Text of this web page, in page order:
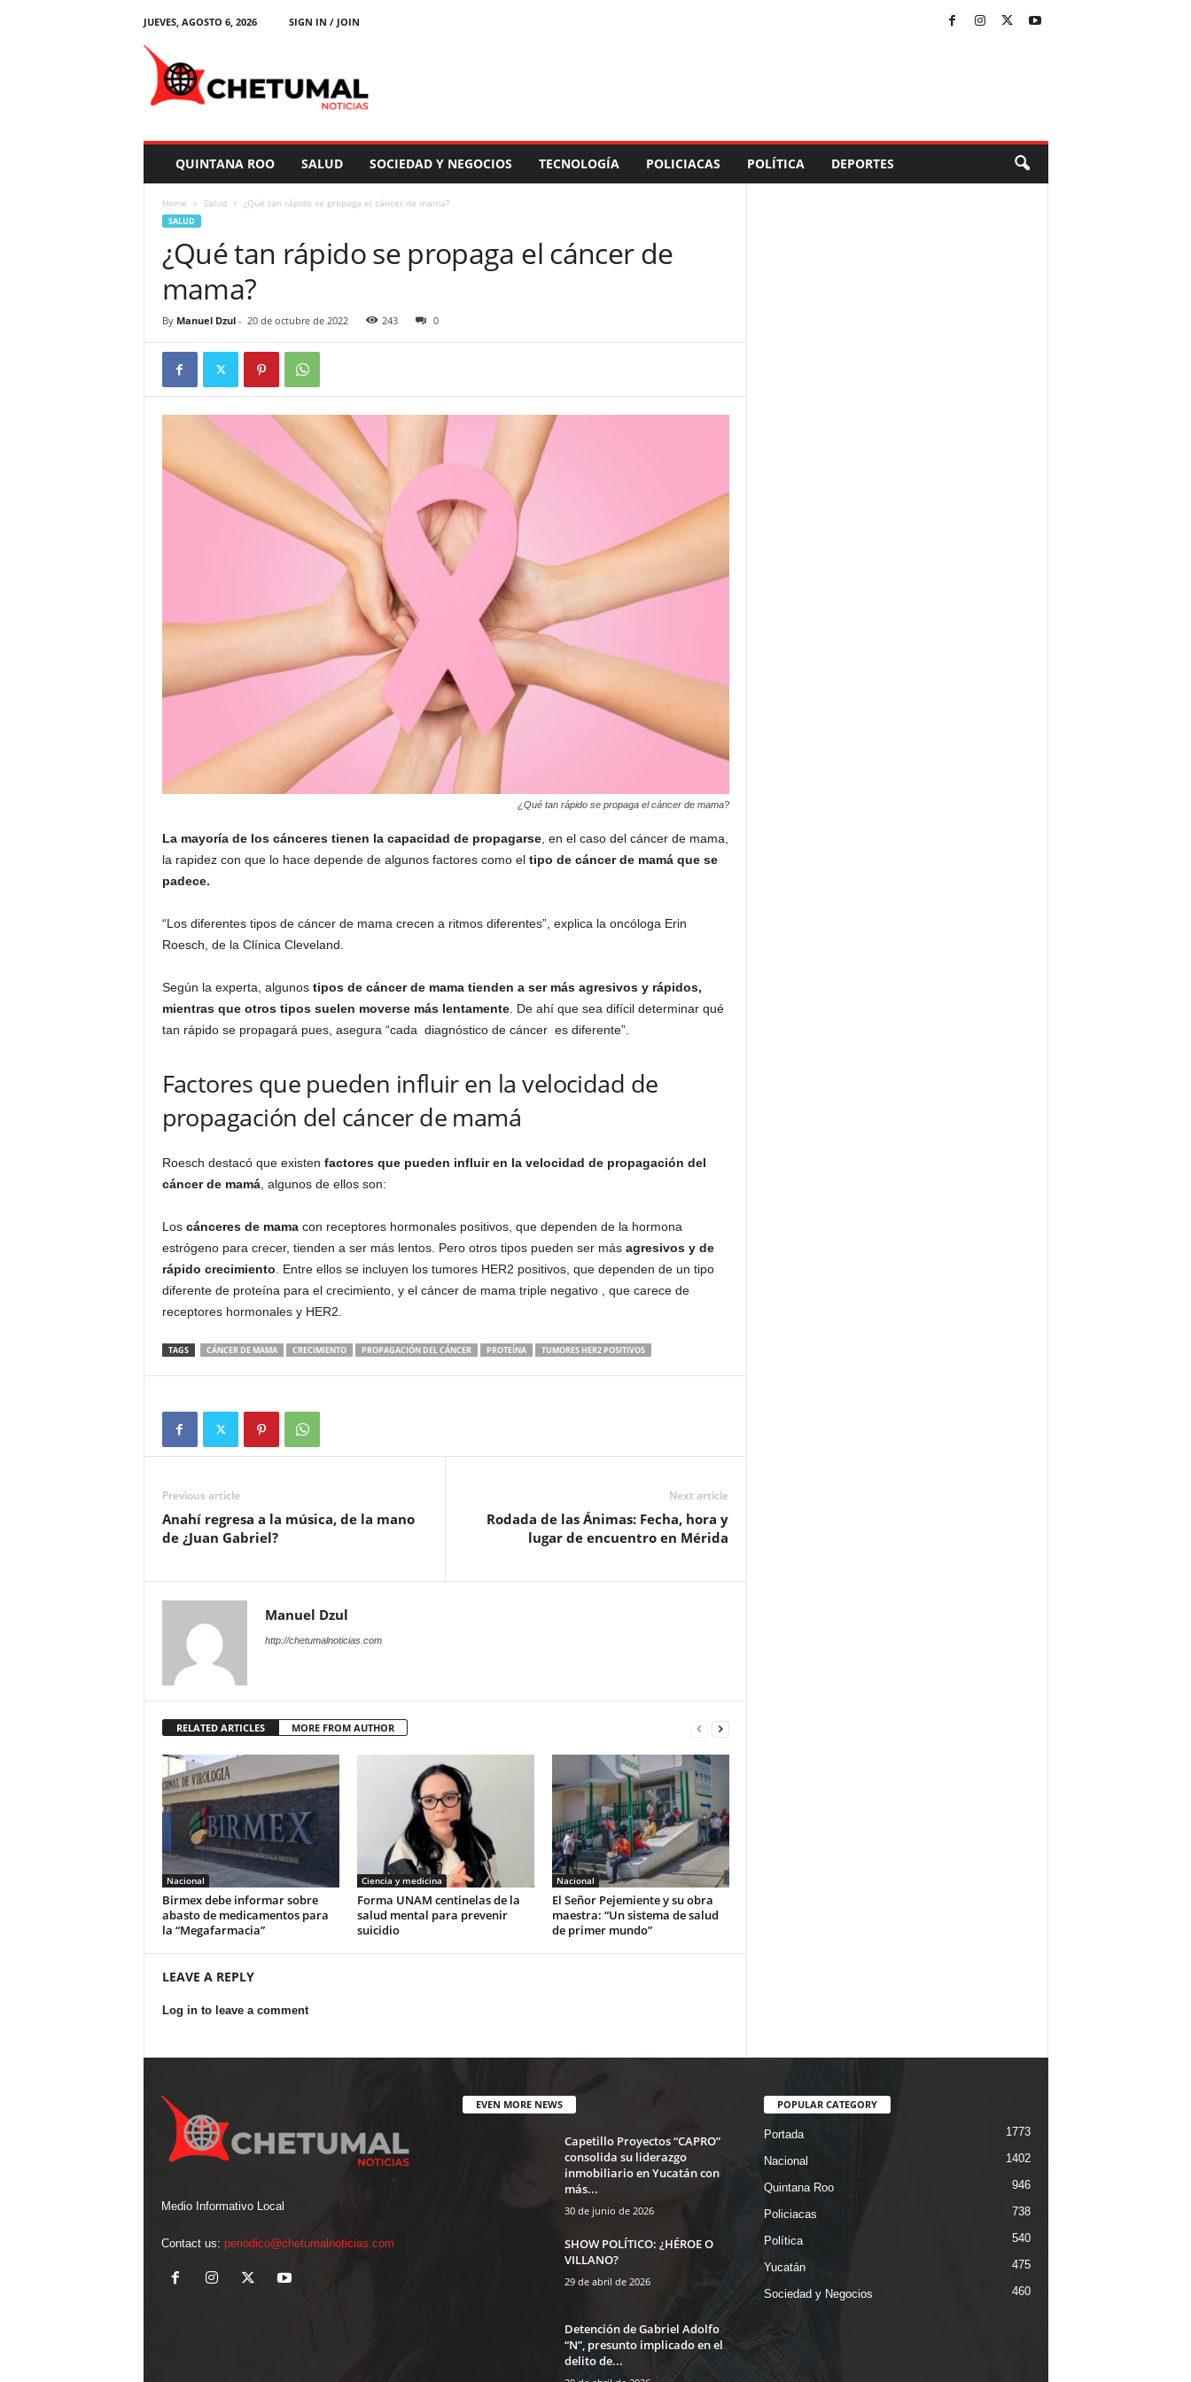
JUEVES, AGOSTO 6, 2026
SIGN IN / JOIN
QUINTANA ROO SALUD SOCIEDAD Y NEGOCIOS TECNOLOGÍA POLICIACAS POLÍTICA DEPORTES
Home Salud ¿Qué tan rápido se propaga el cáncer de mama?
SALUD
¿Qué tan rápido se propaga el cáncer de
mama?
By Manuel Dzul- 20 de octubre de 2022 243 0
¿Qué tan rápido se propaga el cáncer de mama?
La mayoría de los cánceres tienen la capacidad de propagarse, en el caso del cáncer de mama,
la rapidez con que lo hace depende de algunos factores como el tipo de cáncer de mamá que se
padece.
“Los diferentes tipos de cáncer de mama crecen a ritmos diferentes”, explica la oncóloga Erin
Roesch, de la Clínica Cleveland.
Según la experta, algunos tipos de cáncer de mama tienden a ser más agresivos y rápidos,
mientras que otros tipos suelen moverse más lentamente. De ahí que sea difícil determinar qué
tan rápido se propagará pues, asegura “cada diagnóstico de cáncer es diferente”.
Factores que pueden influir en la velocidad de
propagación del cáncer de mamá
Roesch destacó que existen factores que pueden influir en la velocidad de propagación del
cáncer de mamá, algunos de ellos son:
Los cánceres de mamacon receptores hormonales positivos, que dependen de la hormona
estrógeno para crecer, tienden a ser más lentos. Pero otros tipos pueden ser másagresivos y de
rápido crecimiento . Entre ellos se incluyen los tumores HER2 positivos, que dependen de un tipo
diferente de proteína para el crecimiento, y el cáncer de mama triple negativo , que carece de
receptores hormonales y HER2.
TAGS CÁNCER DE MAMA CRECIMIENTO PROPAGACIÓN DEL CÁNCER PROTEÍNA TUMORES HER2 POSITIVOS
Previous article
Anahí regresa a la música, de la mano
de ¿Juan Gabriel?
Next article
Rodada de las Ánimas: Fecha, hora y
lugar de encuentro en Mérida
Manuel Dzul
http://chetumalnoticias.com
RELATED ARTICLES MORE FROM AUTHOR
Nacional
Birmex debe informar sobre
abasto de medicamentos para
la “Megafarmacia”
Ciencia y medicina
Forma UNAM centinelas de la
salud mental para prevenir
suicidio
Nacional
El Señor Pejemiente y su obra
maestra: “Un sistema de salud
de primer mundo”
LEAVE A REPLY
Log in to leave a comment
Medio Informativo Local
Contact us: periodico@chetumalnoticias.com
EVEN MORE NEWS
Capetillo Proyectos “CAPRO”
consolida su liderazgo
inmobiliario en Yucatán con
más...
30 de junio de 2026
SHOW POLÍTICO: ¿HÉROE O
VILLANO?
29 de abril de 2026
Detención de Gabriel Adolfo
“N”, presunto implicado en el
delito de...
POPULAR CATEGORY
Portada 1773
Nacional 1402
Quintana Roo 946
Policiacas 738
Política 540
Yucatán 475
Sociedad y Negocios 460